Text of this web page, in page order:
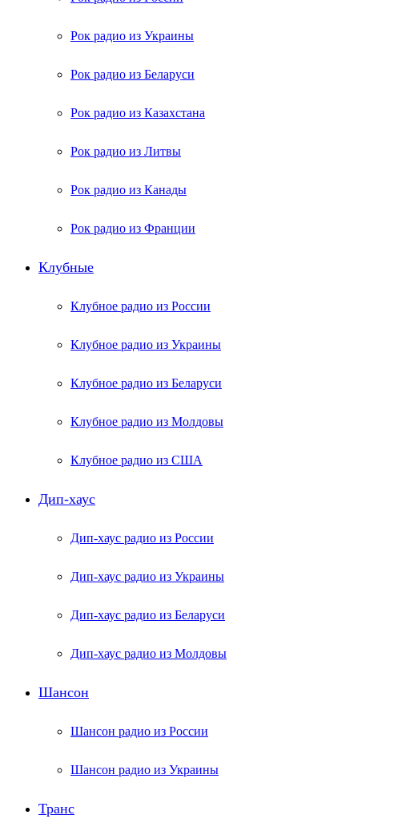
Рок радио из Украины
Рок радио из Беларуси
Рок радио из Казахстана
Рок радио из Литвы
Рок радио из Канады
Рок радио из Франции
Клубные
Клубное радио из России
Клубное радио из Украины
Клубное радио из Беларуси
Клубное радио из Молдовы
Клубное радио из США
Дип-хаус
Дип-хаус радио из России
Дип-хаус радио из Украины
Дип-хаус радио из Беларуси
Дип-хаус радио из Молдовы
Шансон
Шансон радио из России
Шансон радио из Украины
Транс